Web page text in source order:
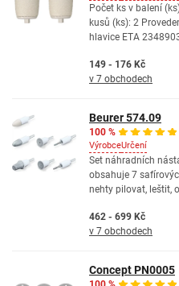
Počet ks v balení
kusů (ks): 2
hlavice ETA
149 - 176 Kč
v 7 obchodech
Beurer 574.09
100 %
VýrobceUrčení
Set náhradních
obsahuje 7
nehty pilovat, leštit,
462 - 699 Kč
v 7 obchodech
Concept PN0005